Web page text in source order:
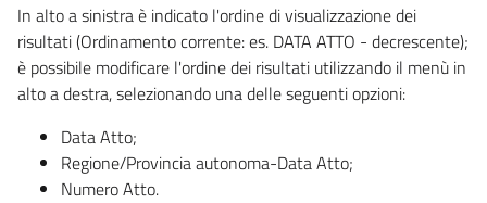
In alto a sinistra è indicato l'ordine di visualizzazione dei
risultati (Ordinamento corrente: es. DATA ATTO - decrescente);
è possibile modificare l'ordine dei risultati utilizzando il menù in
alto a destra, selezionando una delle seguenti opzioni:
Data Atto;
Regione/Provincia autonoma-Data Atto;
Numero Atto.